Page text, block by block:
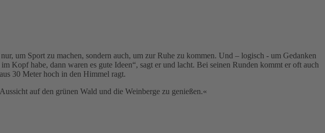
um Sport zu machen, sondern auch, um zur Ruhe zu kommen. Und – logisch - um Gedanken
Kopf habe, dann waren es gute Ideen“, sagt er und lacht. Bei seinen Runden kommt er oft auch
30 Meter hoch in den Himmel ragt.
auf den grünen Wald und die Weinberge zu genießen.«